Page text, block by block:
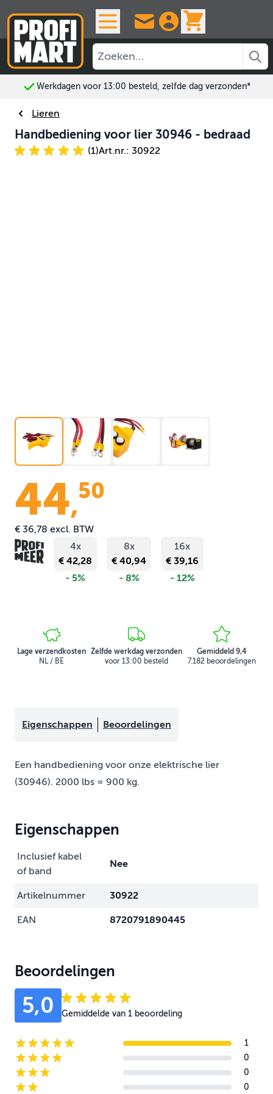
Werkdagen voor 13:00 besteld, zelfde dag verzonden*
Lieren
Handbediening voor lier 30946 - bedraad
(1)Art.nr.: 30922
44,50
€ 36,78 excl. BTW
4x
€ 42,28
- 5%
8x
€ 40,94
- 8%
16x
€ 39,16
- 12%
Lage verzendkosten
NL / BE
Zelfde werkdag verzonden
voor 13:00 besteld
Gemiddeld 9,4
7.182 beoordelingen
Eigenschappen Beoordelingen
Een handbediening voor onze elektrische lier
(30946). 2000 lbs = 900 kg.
Eigenschappen
Inclusief kabel
of band
Nee
Artikelnummer 30922
EAN 8720791890445
Beoordelingen
5,0 Gemiddelde van 1 beoordeling
5-star reviews
1
4-star reviews
0
3-star reviews
0
0